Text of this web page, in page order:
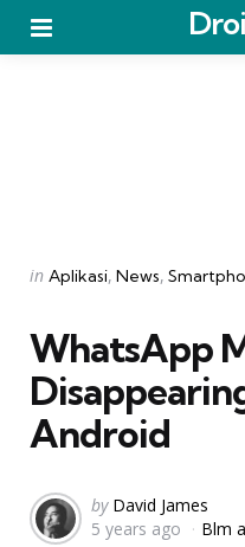
Categories
Posted
in Aplikasi News
WhatsApp
Android
Posted
by
by David James
5 years ago
Blm